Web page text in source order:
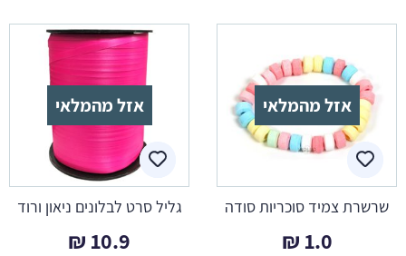
אזל מהמלאי
שרשרת צמיד סוכריות סודה
1.0
₪
אזל מהמלאי
גליל סרט לבלונים ניאון ורוד
10.9
₪